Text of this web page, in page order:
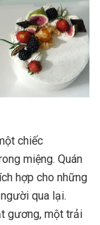
chiếc
miệng. Quán
hợp cho những
qua lại.
gương, một trải